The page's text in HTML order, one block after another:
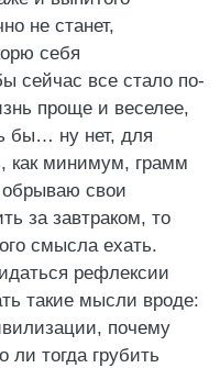
не станет,
себя
сейчас все стало по-
проще и веселее,
бы… ну нет, для
как минимум, грамм
обрываю свои
за завтраком, то
смысла ехать.
рефлексии
такие мысли вроде:
почему
ли тогда грубить